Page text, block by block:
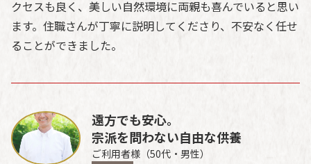
クセスも良く、美しい自然環境に両親も喜んでいると思い
ます。住職さんが丁寧に説明してくださり、不安なく任せ
ることができました。
遠方でも安心。
宗派を問わない自由な供養
ご利用者様（50代・男性）